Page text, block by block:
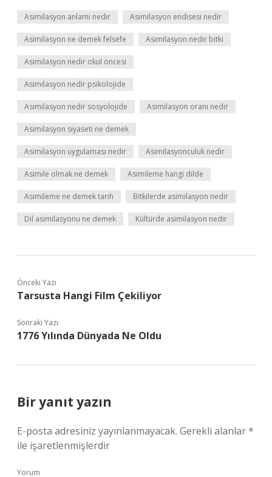
Asimilasyon anlamı nedir Asimilasyon endisesi nedir
Asimilasyon ne demek felsefe Asimilasyon nedir bitki
Asimilasyon nedir okul öncesi
Asimilasyon nedir psikolojide
Asimilasyon nedir sosyolojide Asimilasyon oranı nedir
Asimilasyon siyaseti ne demek
Asimilasyon uygulaması nedir Asimilasyonculuk nedir
Asimile olmak ne demek Asimileme hangi dilde
Asimileme ne demek tarih Bitkilerde asimilasyon nedir
Dil asimilasyonu ne demek Kültürde asimilasyon nedir
Önceki Yazı
Tarsusta Hangi Film Çekiliyor
Sonraki Yazı
1776 Yılında Dünyada Ne Oldu
Bir yanıt yazın
E-posta adresiniz yayınlanmayacak. Gerekli alanlar*
ile işaretlenmişlerdir
Yorum